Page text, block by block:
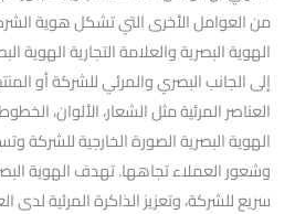
من العوامل الأخرى التي تشكل هوية
الهوية البصرية والعلامة التجارية الهوية
إلى الجانب البصري والمرئي للشركة أو
العناصر المرئية مثل الشعار، الألوان،
الهوية البصرية الصورة الخارجية
وشعور العملاء تجاهها. تهدف الهوية
سريع للشركة، وتعزيز الذاكرة المرئية لدى